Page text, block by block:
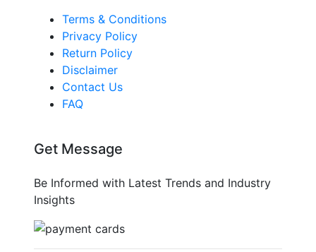
Terms & Conditions
Privacy Policy
Return Policy
Disclaimer
Contact Us
FAQ
Get Message
Be Informed with Latest Trends and Industry
Insights